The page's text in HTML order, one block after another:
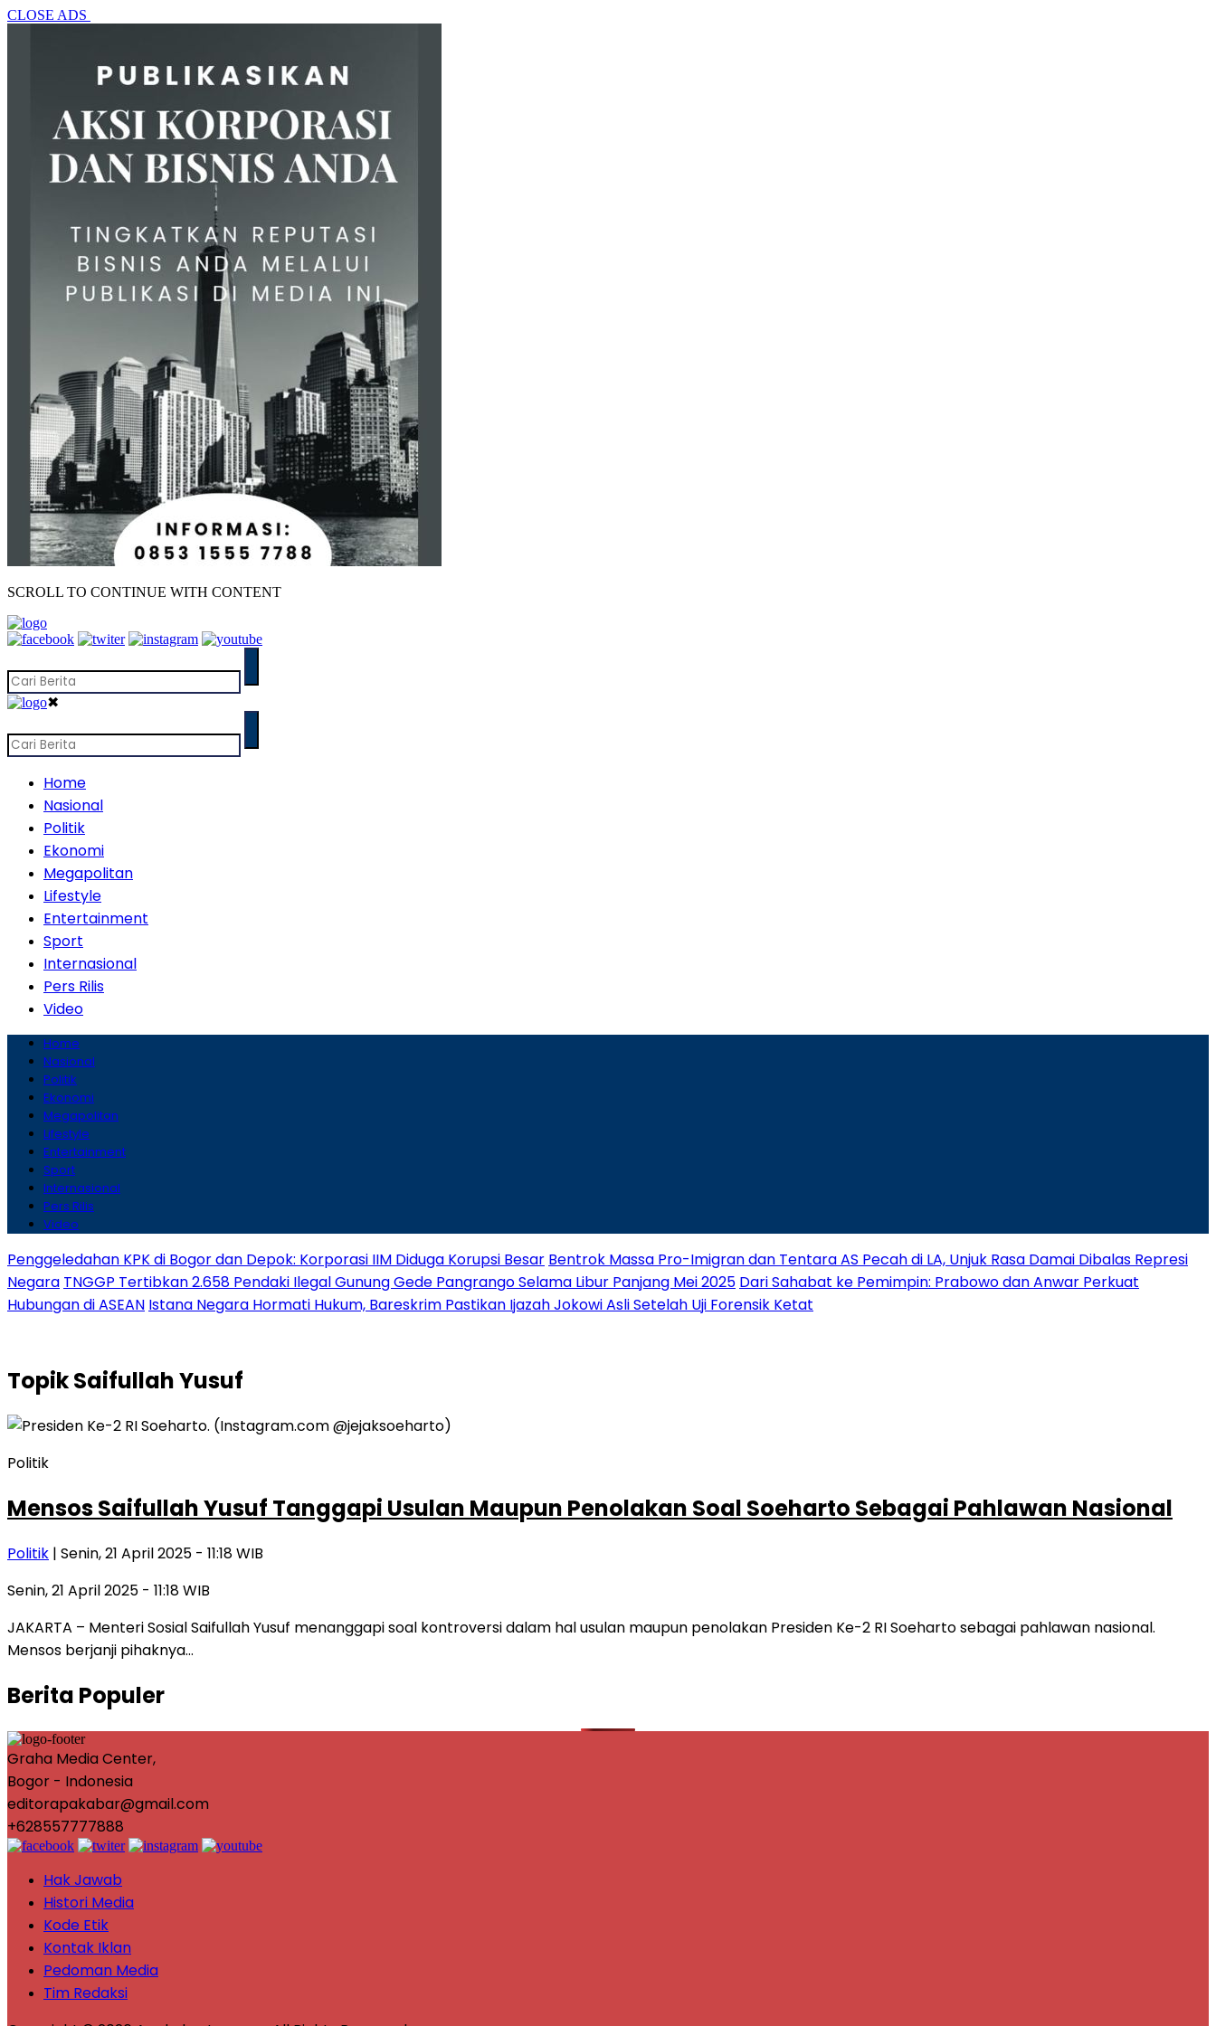
CLOSE ADS
SCROLL TO CONTINUE WITH CONTENT
✖
Home
Nasional
Politik
Ekonomi
Megapolitan
Lifestyle
Entertainment
Sport
Internasional
Pers Rilis
Video
Home
Nasional
Politik
Ekonomi
Megapolitan
Lifestyle
Entertainment
Sport
Internasional
Pers Rilis
Video
Penggeledahan KPK di Bogor dan Depok: Korporasi IIM Diduga Korupsi Besar Bentrok Massa Pro-Imigran dan Tentara AS Pecah di LA, Unjuk Rasa Damai Dibalas Represi
Negara TNGGP Tertibkan 2.658 Pendaki Ilegal Gunung Gede Pangrango Selama Libur Panjang Mei 2025 Dari Sahabat ke Pemimpin: Prabowo dan Anwar Perkuat
Hubungan di ASEAN Istana Negara Hormati Hukum, Bareskrim Pastikan Ijazah Jokowi Asli Setelah Uji Forensik Ketat
TopikSaifullah Yusuf
Politik
Mensos Saifullah Yusuf Tanggapi Usulan Maupun Penolakan Soal Soeharto Sebagai Pahlawan Nasional
Politik | Senin, 21 April 2025 - 11:18 WIB
Senin, 21 April 2025 - 11:18 WIB
JAKARTA – Menteri Sosial Saifullah Yusuf menanggapi soal kontroversi dalam hal usulan maupun penolakan Presiden Ke-2 RI Soeharto sebagai pahlawan nasional.
Mensos berjanji pihaknya…
Berita Populer
Graha Media Center,
Bogor - Indonesia
editorapakabar@gmail.com
+628557777888
Hak Jawab
Histori Media
Kode Etik
Kontak Iklan
Pedoman Media
Tim Redaksi